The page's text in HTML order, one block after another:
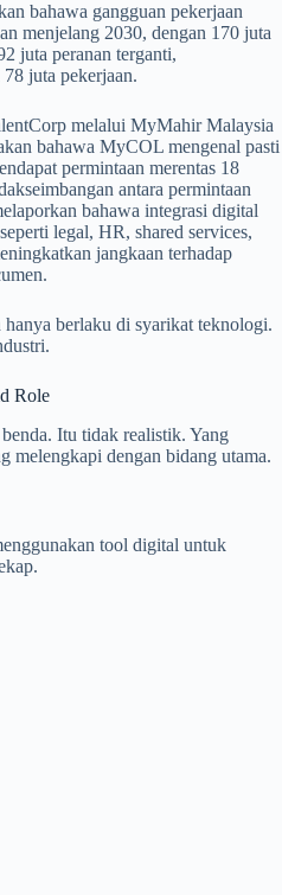
bahawa gangguan pekerjaan
menjelang 2030, dengan 170 juta
juta peranan terganti,
juta pekerjaan.
melalui MyMahir Malaysia
bahawa MyCOL mengenal pasti
permintaan merentas 18
antara permintaan
bahawa integrasi digital
legal, HR, shared services,
jangkaan terhadap
berlaku di syarikat teknologi.
Role
Itu tidak realistik. Yang
melengkapi dengan bidang utama.
tool digital untuk